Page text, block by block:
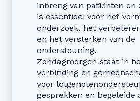
inbreng van patiënten en
is essentieel voor het
onderzoek, het
en het versterken van de
ondersteuning.
Zondagmorgen staat in
verbinding en
voor
gesprekken en begeleide